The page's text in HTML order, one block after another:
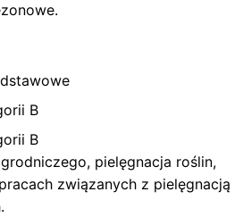
B
B
pielęgnacja roślin,
związanych z pielęgnacją